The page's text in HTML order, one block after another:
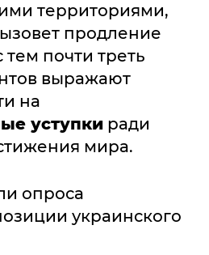
территориями,
продление
почти треть
выражают
на
уступки ради
мира.
опроса
украинского